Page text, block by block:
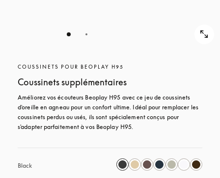
COUSSINETS POUR BEOPLAY H95
Coussinets supplémentaires
Améliorez vos écouteurs Beoplay H95 avec ce jeu de coussinets
d'oreille en agneau pour un confort ultime. Idéal pour remplacer les
coussinets perdus ou usés, ils sont spécialement conçus pour
s'adapter parfaitement à vos Beoplay H95.
Black